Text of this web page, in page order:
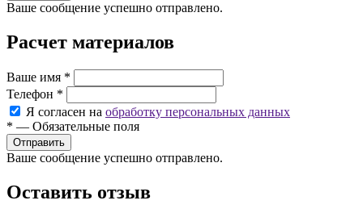
Ваше сообщение успешно отправлено.
Расчет материалов
Ваше имя *
Телефон *
Я согласен на обработку персональных данных
* — Обязательные поля
Ваше сообщение успешно отправлено.
Оставить отзыв